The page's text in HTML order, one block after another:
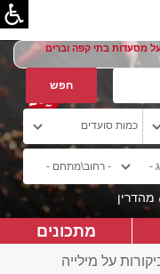
מסעדות בתי קפה וברים
מהדרין
מתכונים
על מילייה